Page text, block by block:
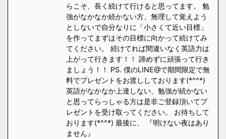
らこそ、長く続けて行けると思ってます。 勉
強がなかなか続かない方、無理して覚えよう
としないで自分なりに「小さくて近い目標」
を作ってまずはその目標に向かって続けてみ
てください。 続けてれば間違いなく英語力は
上がって行きます！！ 諦めずに頑張って行き
ましょう！！ PS. 僕のLINE@で期間限定で無
料でプレゼントをお渡ししております(*^^*)
英語がなかなか上達しない、勉強が続かない
と思ってらっしゃる方は是非ご登録頂いてプ
レゼントを受け取ってください。 お待ちして
おります(*^^*) 最後に、 『明けない夜はあり
ません』